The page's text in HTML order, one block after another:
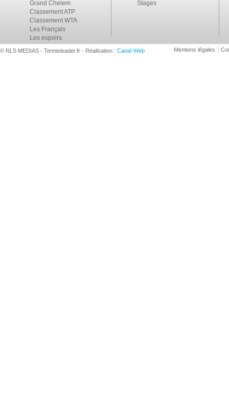
Grand Chelem
Classement ATP
Classement WTA
Les Français
Les espoirs
Stages
© RLS MEDIAS - Tennisleader.fr - Réalisation : Canal-Web Mentions légales